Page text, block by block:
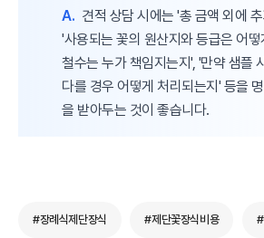
A. 견적 상담 시에는 '총 금액 외에
'사용되는 꽃의 원산지와 등급은 어
철수는 누가 책임지는지', '만약 샘플
다를 경우 어떻게 처리되는지' 등을
을 받아두는 것이 좋습니다.
#장례식제단장식 #제단꽃장식비용